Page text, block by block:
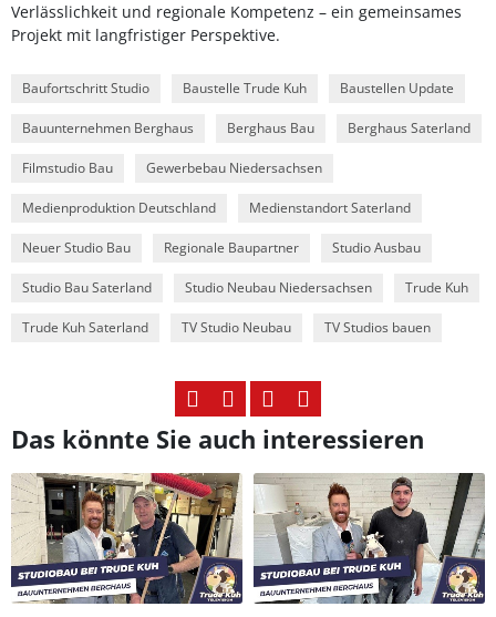
Verlässlichkeit und regionale Kompetenz – ein gemeinsames
Projekt mit langfristiger Perspektive.
Baufortschritt Studio Baustelle Trude Kuh Baustellen Update
Bauunternehmen Berghaus Berghaus Bau Berghaus Saterland
Filmstudio Bau Gewerbebau Niedersachsen
Medienproduktion Deutschland Medienstandort Saterland
Neuer Studio Bau Regionale Baupartner Studio Ausbau
Studio Bau Saterland Studio Neubau Niedersachsen Trude Kuh
Trude Kuh Saterland TV Studio Neubau TV Studios bauen
Das könnte Sie auch interessieren